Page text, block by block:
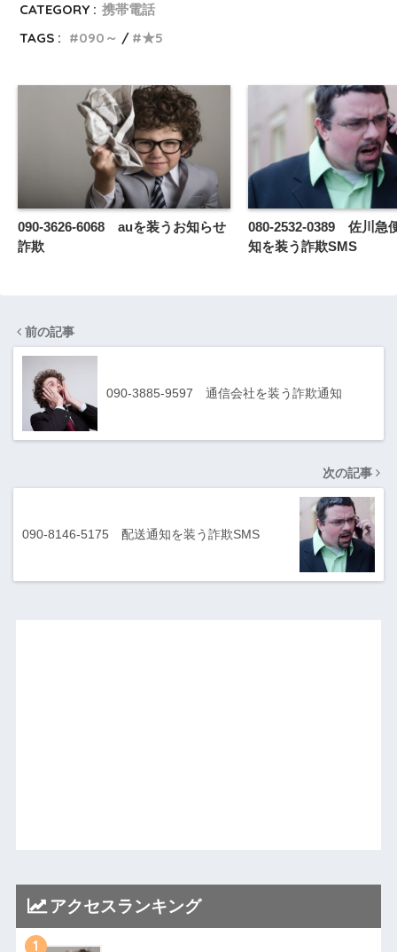
CATEGORY : 携帯電話
TAGS :
090～ ★5
090-3626-6068 auを装うお知らせ
詐欺
080-2532-0389 佐川急
知を装う詐欺SMS
前の記事
090-3885-9597 通信会社を装う詐欺通知
次の記事
090-8146-5175 配送通知を装う詐欺SMS
アクセスランキング
1